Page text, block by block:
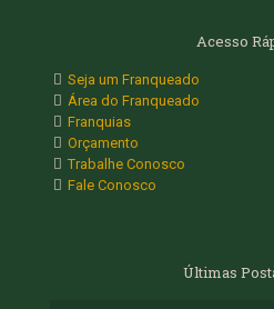
Acesso
Seja um Franqueado
Área do Franqueado
Franquias
Orçamento
Trabalhe Conosco
Fale Conosco
Últimas